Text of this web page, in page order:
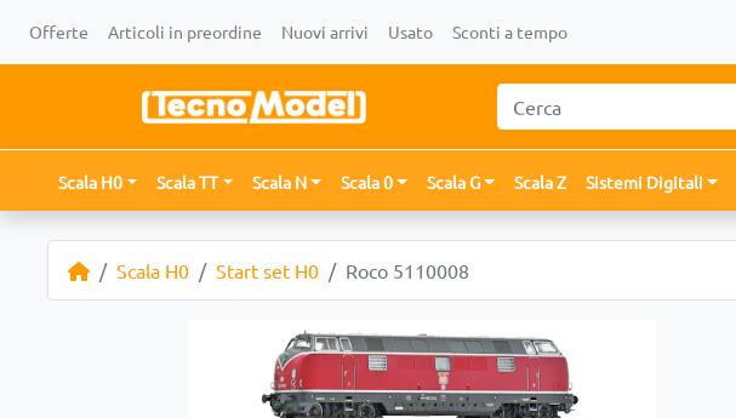
Offerte Articoli in preordine Nuovi arrivi Usato Sconti a tempo
Scala H0 Scala TT Scala N Scala 0 Scala G Scala Z Sistemi Digitali
Scala H0 Start set H0 Roco 5110008